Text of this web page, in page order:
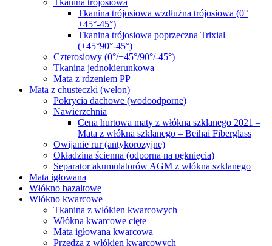
Tkanina trójosiowa wzdłużna trójosiowa (0°
+45°-45°)
Tkanina trójosiowa poprzeczna Trixial
(+45°90°-45°)
Czterosiowy (0°/+45°/90°/-45°)
Tkanina jednokierunkowa
Mata z rdzeniem PP
Mata z chusteczki (welon)
Pokrycia dachowe (wodoodporne)
Nawierzchnia
Cena hurtowa maty z włókna szklanego 2021 –
Mata z włókna szklanego – Beihai Fiberglass
Owijanie rur (antykorozyjne)
Okładzina ścienna (odporna na pęknięcia)
Separator akumulatorów AGM z włókna szklanego
Mata igłowana
Włókno bazaltowe
Włókno kwarcowe
Tkanina z włókien kwarcowych
Włókna kwarcowe cięte
Mata igłowana kwarcowa
Przędza z włókien kwarcowych